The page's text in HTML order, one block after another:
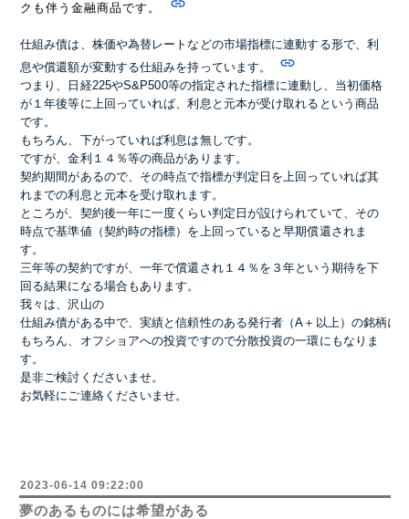
クも伴う金融商品です。
仕組み債は、株価や為替レートなどの市場指標に連動する形で、利
息や償還額が変動する仕組みを持っています。
つまり、日経225やS&P500等の指定された指標に連動し、当初価格
が１年後等に上回っていれば、利息と元本が受け取れるという商品
です。
もちろん、下がっていれば利息は無しです。
ですが、金利１４％等の商品があります。
契約期間があるので、その時点で指標が判定日 を上回っていれば其
れまでの利息と元本を受け取れます。
ところが、契約後一年に一度くらい判定日が設けられていて、その
時点で基準値（契約時の指標）を上回っていると早期償還されま
す。
三年等の契約ですが、一年で償還され１４％を３年という期待を下
回る結果になる場合もあります。
我々は、沢山の
仕組み債がある中で、実績と信頼性のある発行者（A＋以上）の銘柄に
もちろん、オフショアへの投資ですので分散投資の一環にもなりま
す。
是非ご検討くださいませ。
お気軽にご連絡くださいませ。
2023-06-14 09:22:00
夢のあるものには希望がある